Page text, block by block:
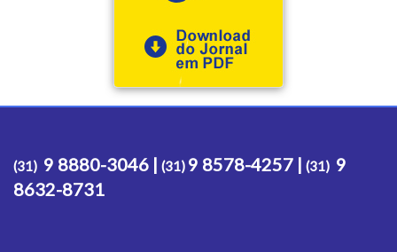
(31) 9 8880-3046 | (31) 9 8578-4257 | (31) 9
8632-8731